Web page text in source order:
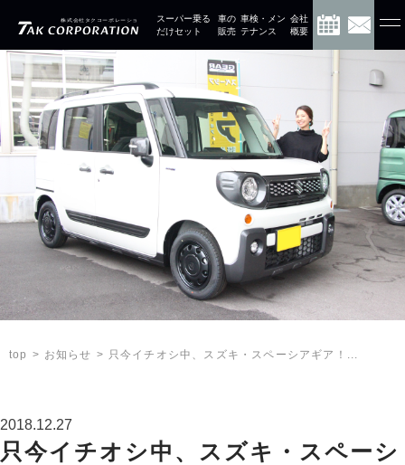
スーパー乗る
だけセット
車の
販売
車検・メン
テナンス
会社
概要
top お知らせ 只今イチオシ中、スズキ・スペーシアギア！...
2018.12.27
只今イチオシ中、スズキ・スペーシ